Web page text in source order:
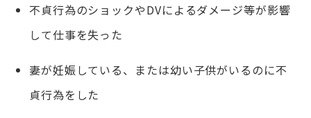
不貞行為のショックやDVによるダメージ等が影響
して仕事を失った
妻が妊娠している、または幼い子供がいるのに不
貞行為をした